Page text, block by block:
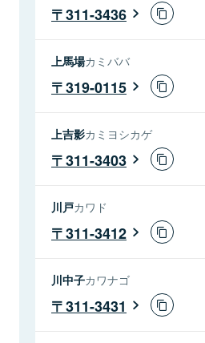
311-3436
上馬場カミババ
319-0115
上吉影カミヨシカゲ
311-3403
川戸カワド
311-3412
川中子カワナゴ
311-3431